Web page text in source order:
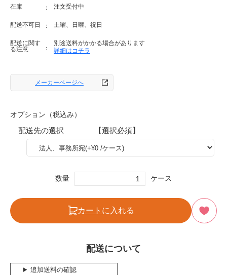
在庫 注文受付中
配送不可日 土曜、日曜、祝日
配送に関す
る注意
別途送料がかかる場合があります
詳細はコチラ
メーカーページへ
オプション（税込み）
配送先の選択 【選択必須】
数量 ケース
カートに入れる
配送について
追加送料の確認